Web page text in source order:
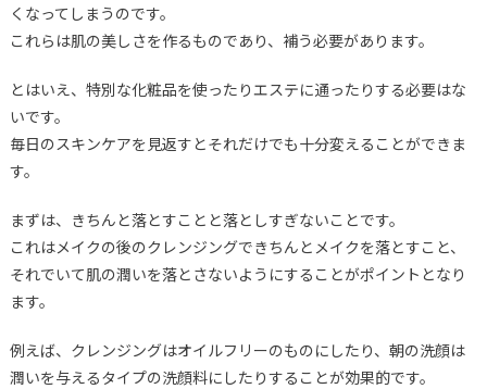
くなってしまうのです。
これらは肌の美しさを作るものであり、補う必要があります。
とはいえ、特別な化粧品を使ったりエステに通ったりする必要はな
いです。
毎日のスキンケアを見返すとそれだけでも十分変えることができま
す。
まずは、きちんと落とすことと落としすぎないことです。
これはメイクの後のクレンジングできちんとメイクを落とすこと、
それでいて肌の潤いを落とさないようにすることがポイントとなり
ます。
例えば、クレンジングはオイルフリーのものにしたり、朝の洗顔は
潤いを与えるタイプの洗顔料にしたりすることが効果的です。